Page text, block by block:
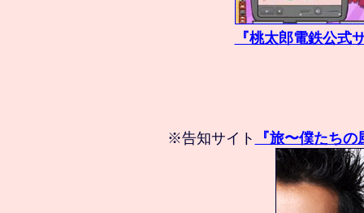
『桃太郎電鉄公式
※告知サイト 『旅〜僕たち